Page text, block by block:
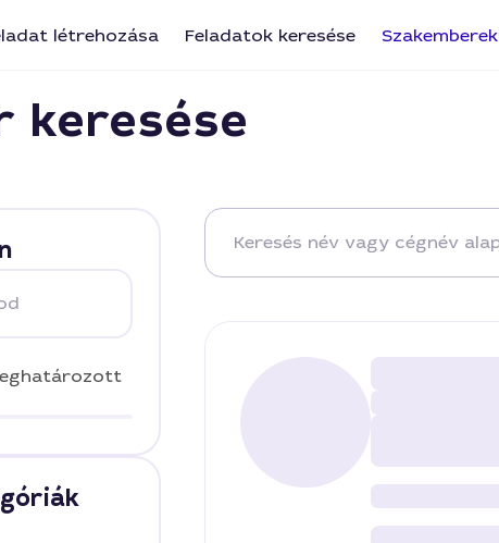
létrehozása Feladatok keresése Szakemberek
keresése